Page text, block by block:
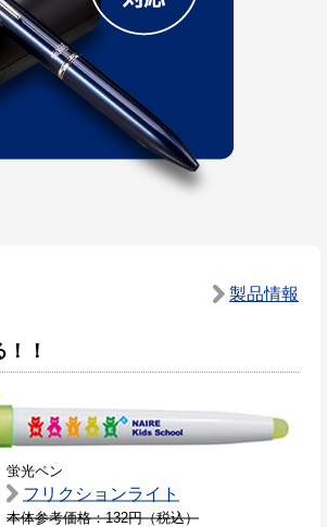
製品情報
！
蛍光ペン
フリクションライト
本体参考価格：132円（税込）